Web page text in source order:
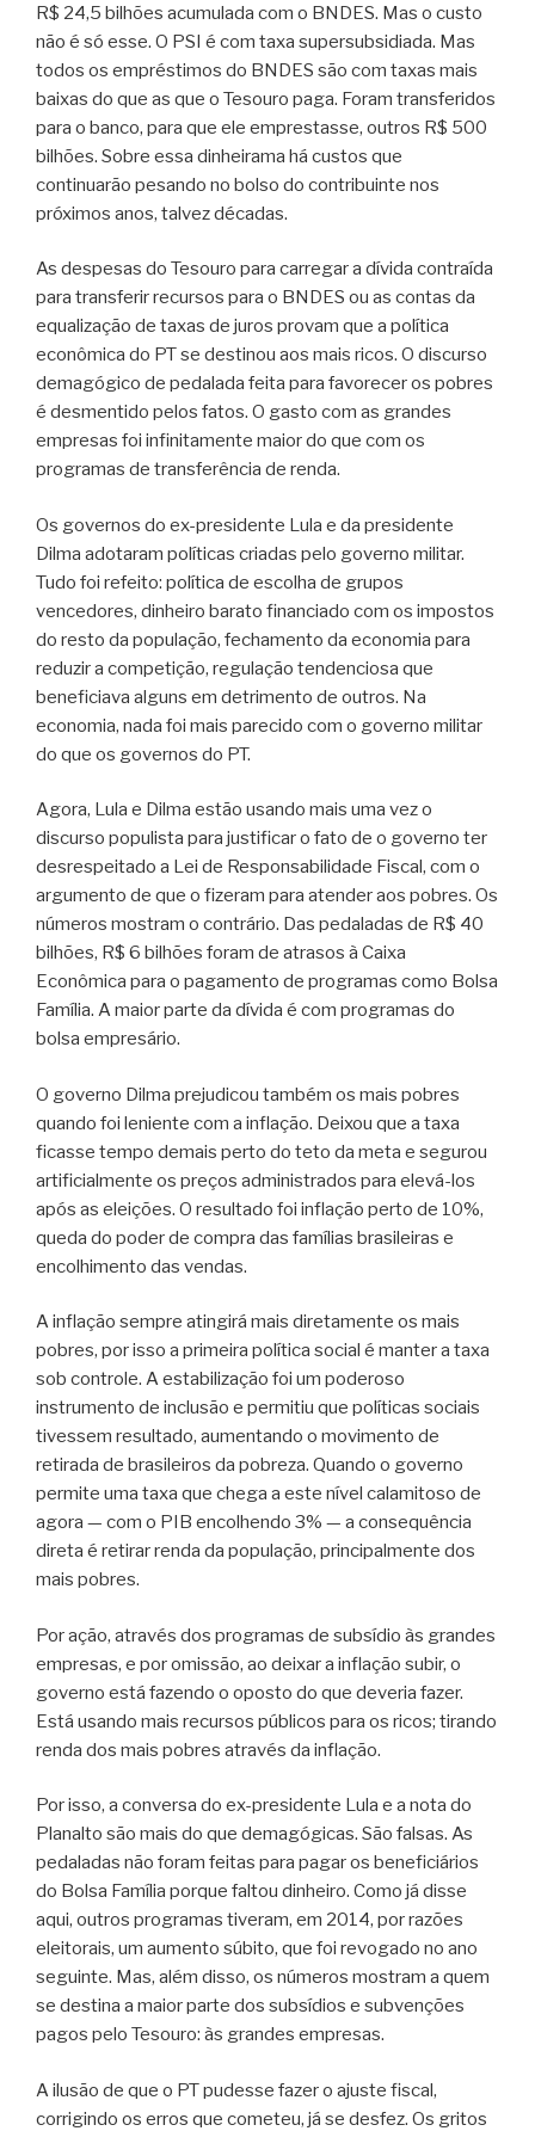
R$ 24,5 bilhões acumulada com o BNDES. Mas o custo
não é só esse. O PSI é com taxa supersubsidiada. Mas
todos os empréstimos do BNDES são com taxas mais
baixas do que as que o Tesouro paga. Foram transferidos
para o banco, para que ele emprestasse, outros R$ 500
bilhões. Sobre essa dinheirama há custos que
continuarão pesando no bolso do contribuinte nos
próximos anos, talvez décadas.
As despesas do Tesouro para carregar a dívida contraída
para transferir recursos para o BNDES ou as contas da
equalização de taxas de juros provam que a política
econômica do PT se destinou aos mais ricos. O discurso
demagógico de pedalada feita para favorecer os pobres
é desmentido pelos fatos. O gasto com as grandes
empresas foi infinitamente maior do que com os
programas de transferência de renda.
Os governos do ex-presidente Lula e da presidente
Dilma adotaram políticas criadas pelo governo militar.
Tudo foi refeito: política de escolha de grupos
vencedores, dinheiro barato financiado com os impostos
do resto da população, fechamento da economia para
reduzir a competição, regulação tendenciosa que
beneficiava alguns em detrimento de outros. Na
economia, nada foi mais parecido com o governo militar
do que os governos do PT.
Agora, Lula e Dilma estão usando mais uma vez o
discurso populista para justificar o fato de o governo ter
desrespeitado a Lei de Responsabilidade Fiscal, com o
argumento de que o fizeram para atender aos pobres. Os
números mostram o contrário. Das pedaladas de R$ 40
bilhões, R$ 6 bilhões foram de atrasos à Caixa
Econômica para o pagamento de programas como Bolsa
Família. A maior parte da dívida é com programas do
bolsa empresário.
O governo Dilma prejudicou também os mais pobres
quando foi leniente com a inflação. Deixou que a taxa
ficasse tempo demais perto do teto da meta e segurou
artificialmente os preços administrados para elevá-los
após as eleições. O resultado foi inflação perto de 10%,
queda do poder de compra das famílias brasileiras e
encolhimento das vendas.
A inflação sempre atingirá mais diretamente os mais
pobres, por isso a primeira política social é manter a taxa
sob controle. A estabilização foi um poderoso
instrumento de inclusão e permitiu que políticas sociais
tivessem resultado, aumentando o movimento de
retirada de brasileiros da pobreza. Quando o governo
permite uma taxa que chega a este nível calamitoso de
agora — com o PIB encolhendo 3% — a consequência
direta é retirar renda da população, principalmente dos
mais pobres.
Por ação, através dos programas de subsídio às grandes
empresas, e por omissão, ao deixar a inflação subir, o
governo está fazendo o oposto do que deveria fazer.
Está usando mais recursos públicos para os ricos; tirando
renda dos mais pobres através da inflação.
Por isso, a conversa do ex-presidente Lula e a nota do
Planalto são mais do que demagógicas. São falsas. As
pedaladas não foram feitas para pagar os beneficiários
do Bolsa Família porque faltou dinheiro. Como já disse
aqui, outros programas tiveram, em 2014, por razões
eleitorais, um aumento súbito, que foi revogado no ano
seguinte. Mas, além disso, os números mostram a quem
se destina a maior parte dos subsídios e subvenções
pagos pelo Tesouro: às grandes empresas.
A ilusão de que o PT pudesse fazer o ajuste fiscal,
corrigindo os erros que cometeu, já se desfez. Os gritos